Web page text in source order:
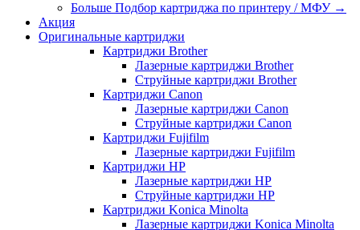
Больше Подбор картриджа по принтеру / МФУ →
Акция
Оригинальные картриджи
Картриджи Brother
Лазерные картриджи Brother
Струйные картриджи Brother
Картриджи Canon
Лазерные картриджи Canon
Струйные картриджи Canon
Картриджи Fujifilm
Лазерные картриджи Fujifilm
Картриджи HP
Лазерные картриджи HP
Струйные картриджи HP
Картриджи Konica Minolta
Лазерные картриджи Konica Minolta